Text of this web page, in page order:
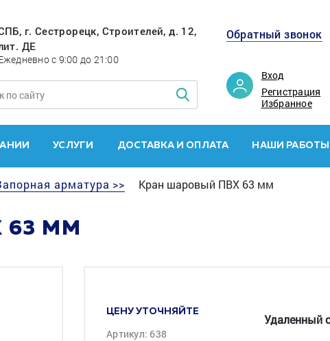
г. Сестрорецк, Строителей, д. 12,
ДЕ
с 9:00 до 21:00
Обратный звонок
Вход
Регистрация
Избранное
УСЛУГИ ДОСТАВКА И ОПЛАТА НАШИ РАБОТЫ
арматура >> Кран шаровый ПВХ 63 мм
63 ММ
ЦЕНУ УТОЧНЯЙТЕ
Артикул: 638
Удаленный